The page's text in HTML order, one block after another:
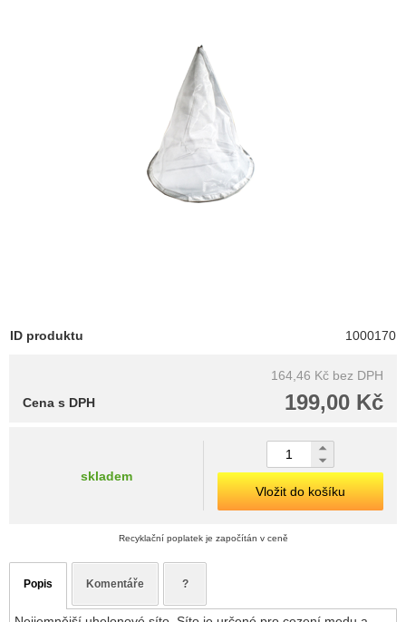
ID produktu 1000170
164,46 Kč bez DPH
199,00 Kč
Cena s DPH
skladem
Vložit do košíku
Recyklační poplatek je započítán v ceně
Popis Komentáře ?